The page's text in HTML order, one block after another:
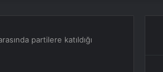
partilere katıldığı